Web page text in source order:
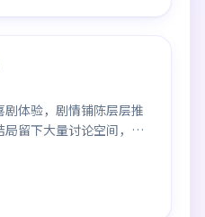
剧体验，剧情铺陈层层推
留下大量讨论空间，适